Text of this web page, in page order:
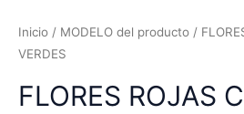
Inicio / MODELO del producto /
VERDES
FLORES ROJAS